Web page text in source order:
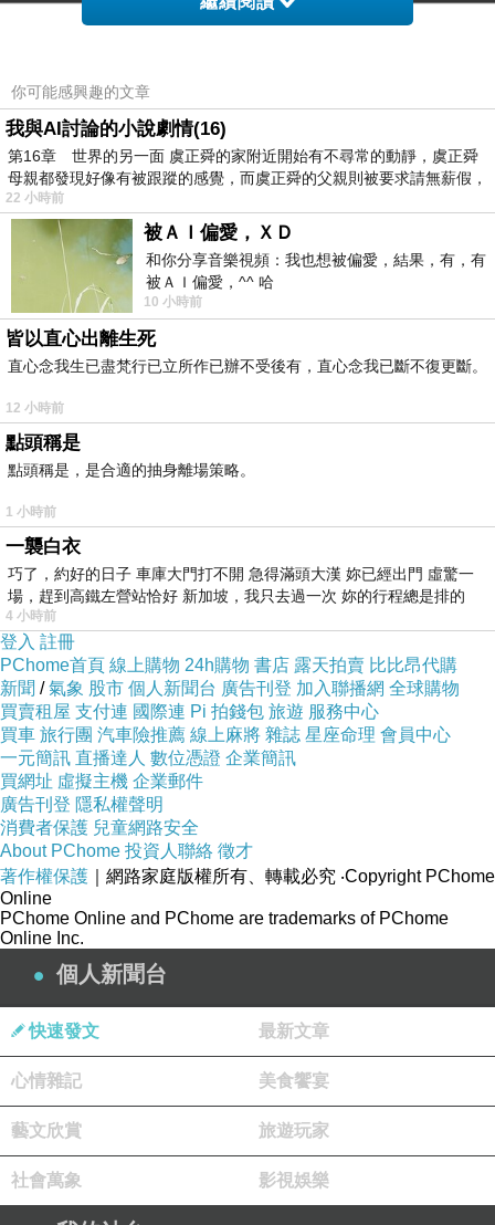
你可能感興趣的文章
我與AI討論的小說劇情(16)
第16章 世界的另一面 虞正舜的家附近開始有不尋常的動靜，虞正舜
母親都發現好像有被跟蹤的感覺，而虞正舜的父親則被要求請無薪假，
22 小時前
被ＡＩ偏愛，ＸＤ
和你分享音樂視頻：我也想被偏愛，結果，有，有
被ＡＩ偏愛，^^ 哈
10 小時前
皆以直心出離生死
直心念我生已盡梵行已立所作已辦不受後有，直心念我已斷不復更斷。
12 小時前
點頭稱是
點頭稱是，是合適的抽身離場策略。
1 小時前
一襲白衣
巧了，約好的日子 車庫大門打不開 急得滿頭大漢 妳已經出門 虛驚一
場，趕到高鐵左營站恰好 新加坡，我只去過一次 妳的行程總是排的
4 小時前
登入 註冊
PChome首頁 線上購物 24h購物 書店 露天拍賣 比比昂代購
新聞 /氣象 股市 個人新聞台 廣告刊登 加入聯播網 全球購物
買賣租屋 支付連 國際連 Pi 拍錢包 旅遊 服務中心
買車 旅行團 汽車險推薦 線上麻將 雜誌 星座命理 會員中心
一元簡訊 直播達人 數位憑證 企業簡訊
買網址 虛擬主機 企業郵件
廣告刊登 隱私權聲明
消費者保護 兒童網路安全
About PChome 投資人聯絡 徵才
著作權保護 ｜網路家庭版權所有、轉載必究 ‧Copyright PChome
Online
PChome Online and PChome are trademarks of PChome
Online Inc.
個人新聞台
快速發文 最新文章
心情雜記 美食饗宴
藝文欣賞 旅遊玩家
社會萬象 影視娛樂